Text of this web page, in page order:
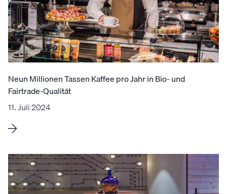
Neun Millionen Tassen Kaffee pro Jahr in Bio- und
Fairtrade-Qualität
11. Juli 2024